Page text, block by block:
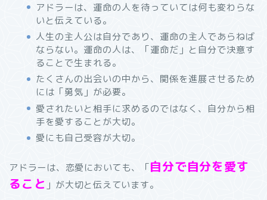
アドラーは、運命の人を待っていては何も変わらな
いと伝えている。
人生の主人公は自分であり、運命の主人であらねば
ならない。運命の人は、「運命だ」と自分で決意す
ることで生まれる。
たくさんの出会いの中から、関係を進展させるため
には「勇気」が必要。
愛されたいと相手に求めるのではなく、自分から相
手を愛することが大切。
愛にも自己受容が大切。
アドラーは、恋愛においても、「自分で自分を愛す
ること 」が大切と伝えています。